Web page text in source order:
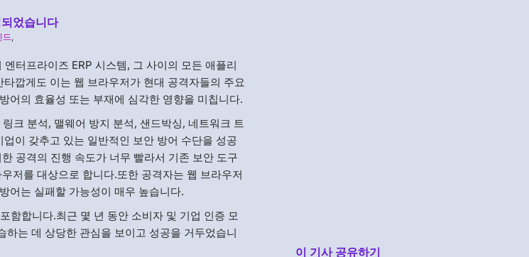
었습니다
드,
터프라이즈 ERP 시스템, 그 사이의 모든 애플리
깝게도 이는 웹 브라우저가 현대 공격자들의 주요
어의 효율성 또는 부재에 심각한 영향을 미칩니다.
크 분석, 맬웨어 방지 분석, 샌드박싱, 네트워크 트
이 갖추고 있는 일반적인 보안 방어 수단을 성공
공격의 진행 속도가 너무 빨라서 기존 보안 도구
저를 대상으로 합니다.또한 공격자는 웹 브라우저
어는 실패할 가능성이 매우 높습니다.
함합니다.최근 몇 년 동안 소비자 및 기업 인증 모
는 데 상당한 관심을 보이고 성공을 거두었습니
이 기사 공유하기